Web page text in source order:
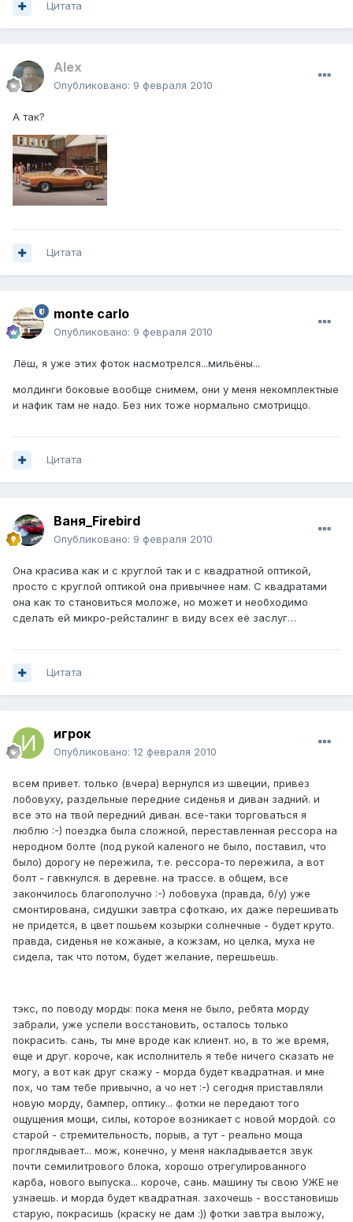
Цитата
Alex
Опубликовано: 9 февраля 2010
А так?
Цитата
monte carlo
Опубликовано: 9 февраля 2010
Лёш, я уже этих фоток насмотрелся...мильёны...
молдинги боковые вообще снимем, они у меня некомплектные
и нафик там не надо. Без них тоже нормально смотриццо.
Цитата
Ваня_Firebird
Опубликовано: 9 февраля 2010
Она красива как и с круглой так и с квадратной оптикой,
просто с круглой оптикой она привычнее нам. С квадратами
она как то становиться моложе, но может и необходимо
сделать ей микро-рейсталинг в виду всех её заслуг…
Цитата
игрок
Опубликовано: 12 февраля 2010
всем привет. только (вчера) вернулся из швеции, привез
лобовуху, раздельные передние сиденья и диван задний. и
все это на твой передний диван. все-таки торговаться я
люблю :-) поездка была сложной, переставленная рессора на
неродном болте (под рукой каленого не было, поставил, что
было) дорогу не пережила, т.е. рессора-то пережила, а вот
болт - гавкнулся. в деревне. на трассе. в общем, все
закончилось благополучно :-) лобовуха (правда, б/у) уже
смонтирована, сидушки завтра сфоткаю, их даже перешивать
не придется, в цвет пошьем козырки солнечные - будет круто.
правда, сиденья не кожаные, а кожзам, но целка, муха не
сидела, так что потом, будет желание, перешьешь.
тэкс, по поводу морды: пока меня не было, ребята морду
забрали, уже успели восстановить, осталось только
покрасить. сань, ты мне вроде как клиент. но, в то же время,
еще и друг. короче, как исполнитель я тебе ничего сказать не
могу, а вот как друг скажу - морда будет квадратная. и мне
пох, чо там тебе привычно, а чо нет :-) сегодня приставляли
новую морду, бампер, оптику... фотки не передают того
ощущения мощи, силы, которое возникает с новой мордой. со
старой - стремительность, порыв, а тут - реально моща
проглядывает... мож, конечно, у меня накладывается звук
почти семилитрового блока, хорошо отрегулированного
карба, нового выпуска... короче, сань. машину ты свою УЖЕ не
узнаешь. и морда будет квадратная. захочешь - восстановишь
старую, покрасишь (краску не дам :)) фотки завтра выложу,